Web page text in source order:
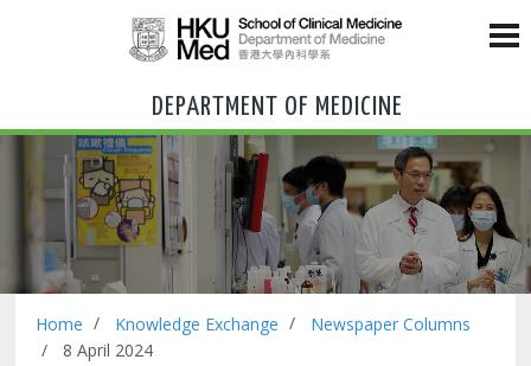
DEPARTMENT OF MEDICINE
Home Knowledge Exchange
Newspaper Columns
8 April 2024